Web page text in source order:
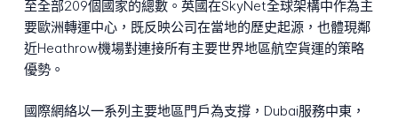
至全部209個國家的總數。英國在SkyNet全球架構中作為主
要歐洲轉運中心，既反映公司在當地的歷史起源，也體現鄰
近Heathrow機場對連接所有主要世界地區航空貨運的策略
優勢。
國際網絡以一系列主要地區門戶為支撐，Dubai服務中東，